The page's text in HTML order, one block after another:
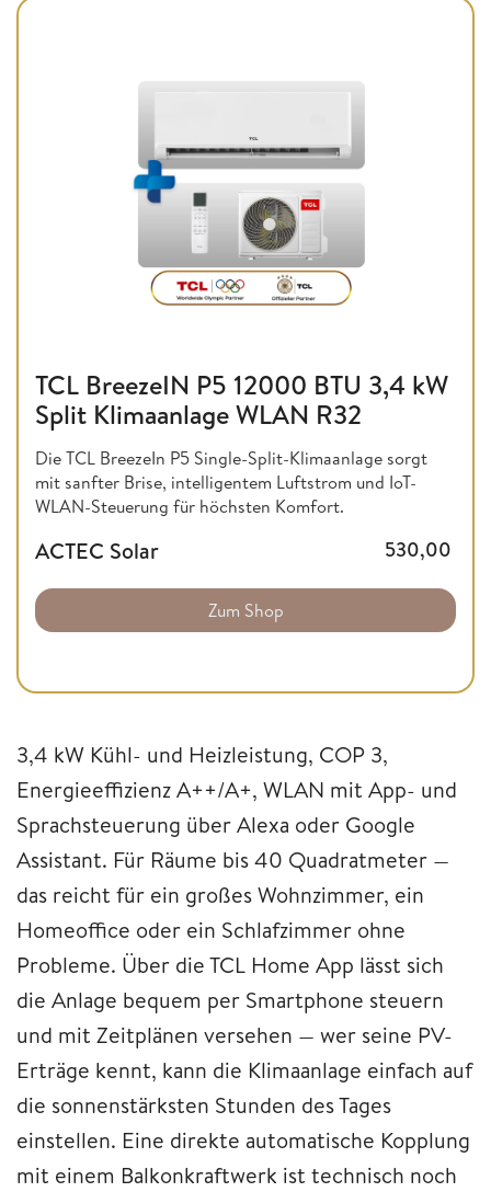
TCL BreezeIN P5 12000 BTU 3,4 kW
Split Klimaanlage WLAN R32
Die TCL BreezeIn P5 Single-Split-Klimaanlage sorgt
mit sanfter Brise, intelligentem Luftstrom und IoT-
WLAN-Steuerung für höchsten Komfort.
ACTEC Solar 530,00
Zum Shop
3,4 kW Kühl- und Heizleistung, COP 3,
Energieeffizienz A++/A+, WLAN mit App- und
Sprachsteuerung über Alexa oder Google
Assistant. Für Räume bis 40 Quadratmeter —
das reicht für ein großes Wohnzimmer, ein
Homeoffice oder ein Schlafzimmer ohne
Probleme. Über die TCL Home App lässt sich
die Anlage bequem per Smartphone steuern
und mit Zeitplänen versehen — wer seine PV-
Erträge kennt, kann die Klimaanlage einfach auf
die sonnenstärksten Stunden des Tages
einstellen. Eine direkte automatische Kopplung
mit einem Balkonkraftwerk ist technisch noch